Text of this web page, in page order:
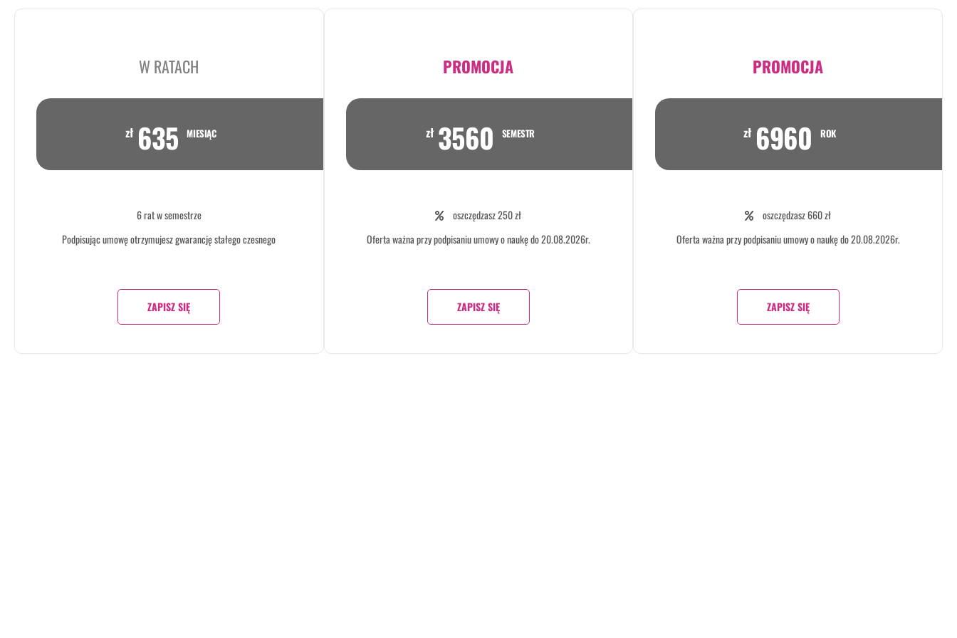
W RATACH
zł 635 MIESIĄC
6 rat w semestrze
Podpisując umowę otrzymujesz gwarancję stałego czesnego
ZAPISZ SIĘ
PROMOCJA
zł 3560 SEMESTR
oszczędzasz 250 zł
Oferta ważna przy podpisaniu umowy o naukę do 20.08.2026r.
ZAPISZ SIĘ
PROMOCJA
zł 6960 ROK
oszczędzasz 660 zł
Oferta ważna przy podpisaniu umowy o naukę do 20.08.2026r.
ZAPISZ SIĘ